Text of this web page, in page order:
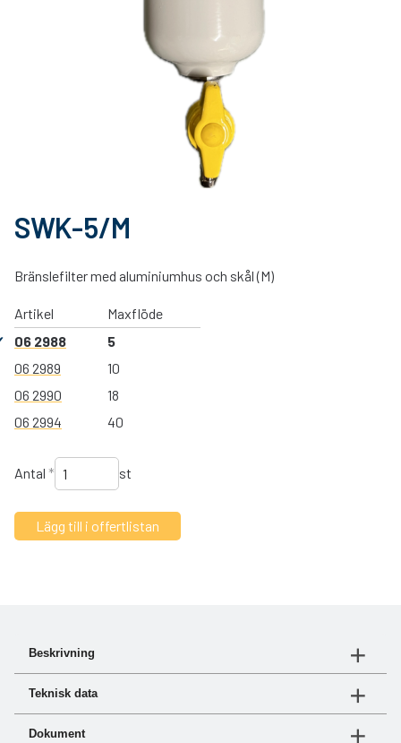
SWK-5/M
Bränslefilter med aluminiumhus och skål (M)
Artikel
Maxflöde
06 2988
5
06 2989
10
06 2990
18
06 2994
40
Antal * st
Beskrivning
flödesmotstånd.
Teknisk data
Art.nr
Dokument